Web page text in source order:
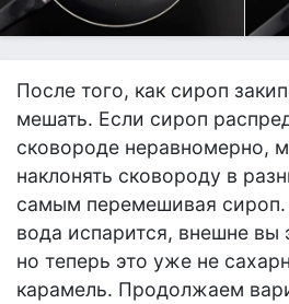
После того, как сироп
мешать. Если сироп
сковороде неравномерно,
наклонять сковороду в
самым перемешивая
вода испарится, внешне вы
но теперь это уже не
карамель. Продолжаем